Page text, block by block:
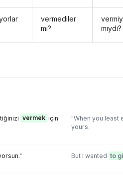
vermediler
mi?
mıydı?
vermek için
"When you least
yours.
But I wanted to